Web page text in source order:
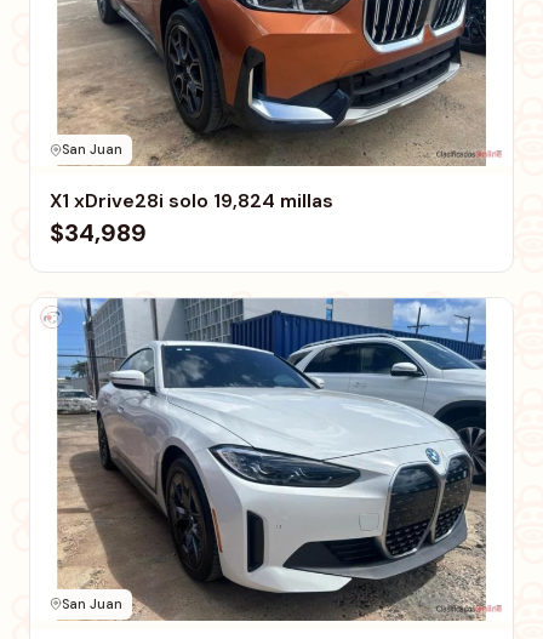
San Juan
X1 xDrive28i solo 19,824 millas
$34,989
San Juan